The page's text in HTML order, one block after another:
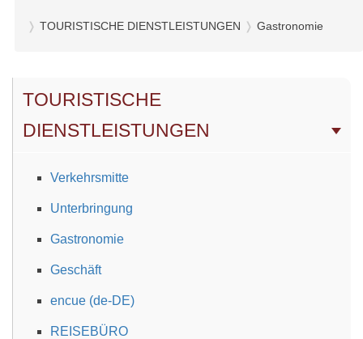
TOURISTISCHE DIENSTLEISTUNGEN Gastronomie
TOURISTISCHE
DIENSTLEISTUNGEN
Verkehrsmitte
Unterbringung
Gastronomie
Geschäft
encue (de-DE)
REISEBÜRO